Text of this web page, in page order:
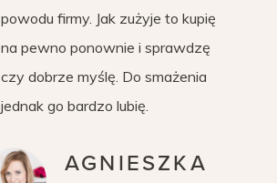
powodu firmy. Jak zużyje to kupię
na pewno ponownie i sprawdzę
czy dobrze myślę. Do smażenia
jednak go bardzo lubię.
AGNIESZKA